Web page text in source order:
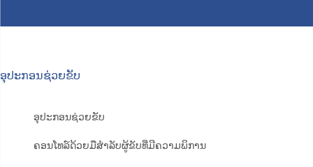
ອຸປະກອນຊ່ວຍຂັບ
ອຸປະກອນຊ່ວຍຂັບ
ຄອນໂທລ໌ດ້ວຍມືສຳລັບຜູ້ຂັບທີ່ມີຄວາມພິການ